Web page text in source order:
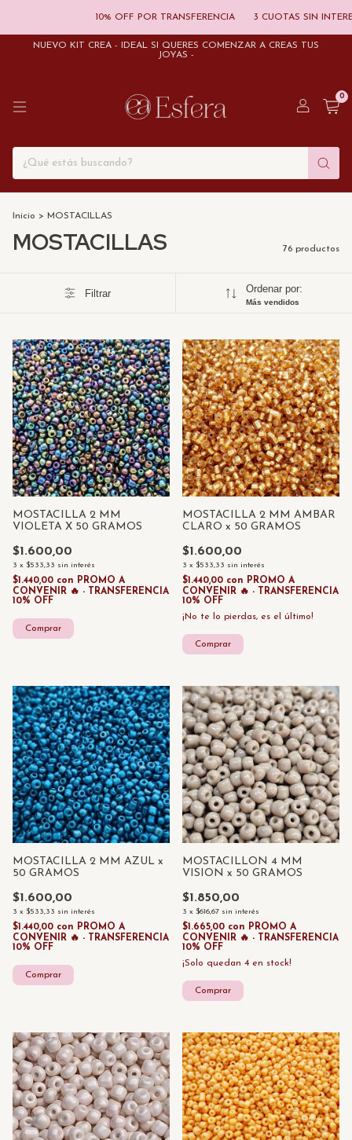
10% OFF POR TRANSFERENCIA 3 CUOTAS SIN INTERES 20% OFF
NUEVO KIT CREÁ - IDEAL SI QUERÉS COMENZAR A CREAS TUS
JOYAS -
0
Inicio > MOSTACILLAS
MOSTACILLAS 76 productos
Filtrar Ordenar por:
Más vendidos
MOSTACILLA 2 MM
VIOLETA X 50 GRAMOS
$1.600,00
3 x $533,33 sin interés
$1.440,00 con PROMO A
CONVENIR 🔥 - TRANSFERENCIA
10% OFF
MOSTACILLA 2 MM AMBAR
CLARO x 50 GRAMOS
$1.600,00
3 x $533,33 sin interés
$1.440,00 con PROMO A
CONVENIR 🔥 - TRANSFERENCIA
10% OFF
¡No te lo pierdas, es el último!
MOSTACILLA 2 MM AZUL x
50 GRAMOS
$1.600,00
3 x $533,33 sin interés
$1.440,00 con PROMO A
CONVENIR 🔥 - TRANSFERENCIA
10% OFF
MOSTACILLON 4 MM
VISION x 50 GRAMOS
$1.850,00
3 x $616,67 sin interés
$1.665,00 con PROMO A
CONVENIR 🔥 - TRANSFERENCIA
10% OFF
¡Solo quedan 4 en stock!